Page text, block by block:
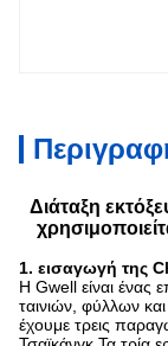
Διάταξη
1. εισαγωγή της
Η Gwell είναι ένας
ταινιών, φύλλων
έχουμε τρεις